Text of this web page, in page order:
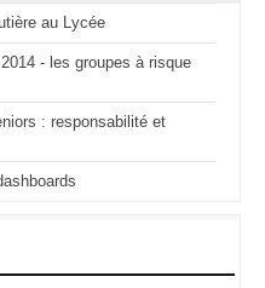
au Lycée
- les groupes à risque
: responsabilité et